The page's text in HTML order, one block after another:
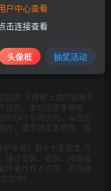
刷新页面查看.
目的;不得将上述内容用于
自负。本站信息来自网
的24个小时之内，从您的
序，请支持正版软件，购
条例》第十七条规定:为
通过安装、显示、传输或
件著作权人许可，不向其
软件!
户中心查看
击连接查看
头像框 抽奖活动